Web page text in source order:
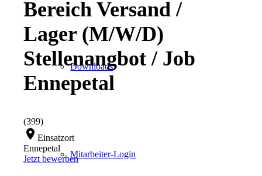
Downloads
Mitarbeiter-Login
Bereich Versand /
Lager (M/W/D)
Stellenangbot / Job
Ennepetal
(399)
location_onEinsatzort
Ennepetal
Jetzt bewerben